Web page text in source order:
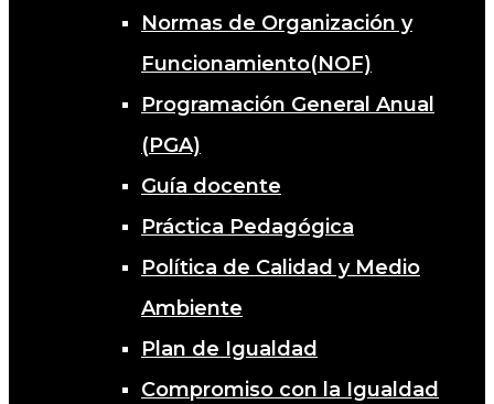
Normas de Organización y
Funcionamiento(NOF)
Programación General Anual
(PGA)
Guía docente
Práctica Pedagógica
Política de Calidad y Medio
Ambiente
Plan de Igualdad
Compromiso con la Igualdad